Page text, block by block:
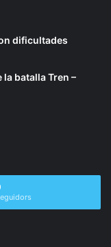
dificultades
batalla Tren –